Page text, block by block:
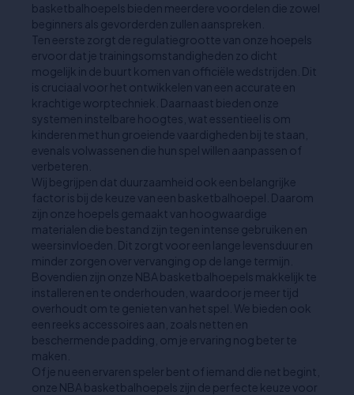
basketbalhoepels bieden meerdere voordelen die zowel
beginners als gevorderden zullen aanspreken.
Ten eerste zorgt de regulatiegrootte van onze hoepels
ervoor dat je trainingsomstandigheden zo dicht
mogelijk in de buurt komen van officiële wedstrijden. Dit
is cruciaal voor het ontwikkelen van een accurate en
krachtige worptechniek. Daarnaast bieden onze
systemen instelbare hoogtes, wat essentieel is om
kinderen met hun groeiende vaardigheden bij te staan,
evenals volwassenen die hun spel willen aanpassen of
verbeteren.
Wij begrijpen dat duurzaamheid ook een belangrijke
factor is bij de keuze van een basketbalhoepel. Daarom
zijn onze hoepels gemaakt van hoogwaardige
materialen die bestand zijn tegen intense gebruiken en
weersinvloeden. Dit zorgt voor een lange levensduur en
minder zorgen over vervanging op de lange termijn.
Bovendien zijn onze NBA basketbalhoepels makkelijk te
installeren en te onderhouden, waardoor je meer tijd
overhoudt om te genieten van het spel. We bieden ook
een reeks accessoires aan, zoals netten en
beschermende padding, om je ervaring nog beter te
maken.
Of je nu een ervaren speler bent of iemand die net begint,
onze NBA basketbalhoepels zijn de perfecte keuze voor